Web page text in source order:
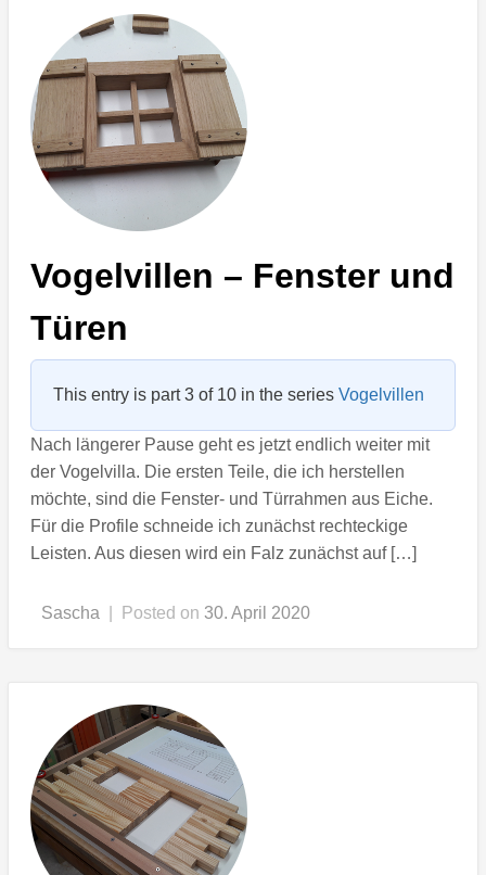
Vogelvillen – Fenster und
Türen
This entry is part 3 of 10 in the series Vogelvillen
Nach längerer Pause geht es jetzt endlich weiter mit
der Vogelvilla. Die ersten Teile, die ich herstellen
möchte, sind die Fenster- und Türrahmen aus Eiche.
Für die Profile schneide ich zunächst rechteckige
Leisten. Aus diesen wird ein Falz zunächst auf […]
Sascha Posted on 30. April 2020